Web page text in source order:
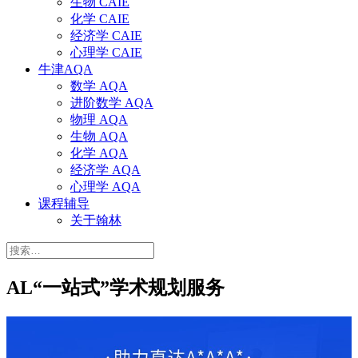
化学 CAIE
经济学 CAIE
心理学 CAIE
牛津AQA
数学 AQA
进阶数学 AQA
物理 AQA
生物 AQA
化学 AQA
经济学 AQA
心理学 AQA
课程辅导
关于翰林
搜
AL“一站式”学术规划服务